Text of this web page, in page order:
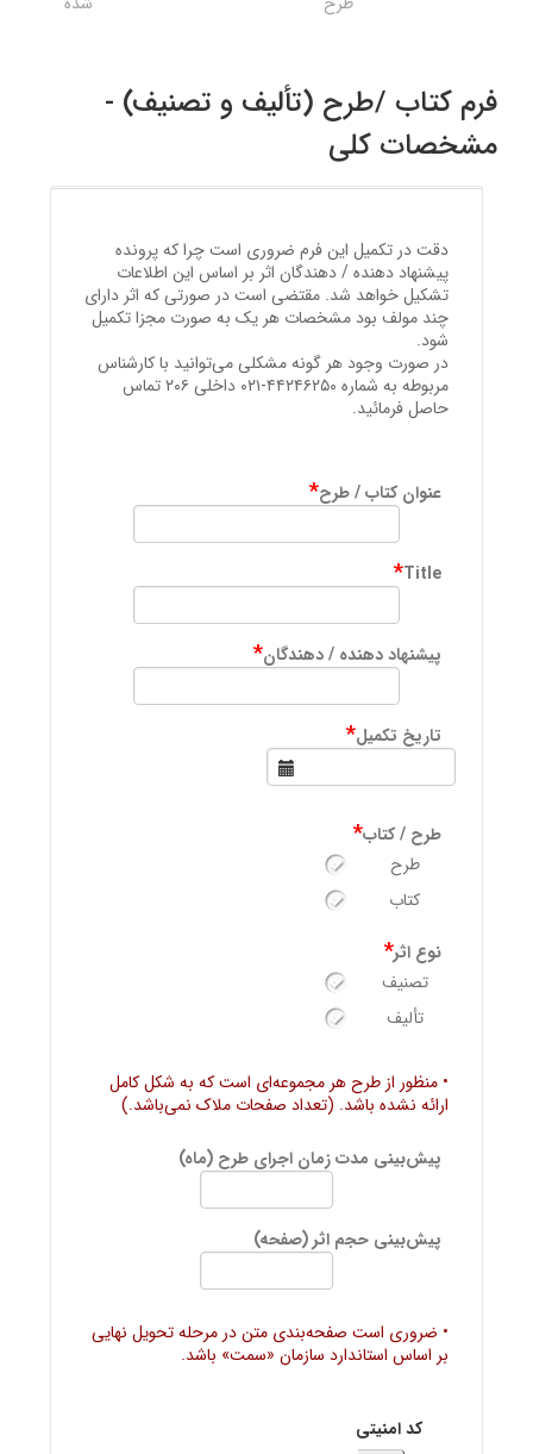
فرم کتاب /طرح (تألیف و تصنیف) -
مشخصات کلی
دقت در تکمیل این فرم ضروری است چرا که پرونده
پیشنهاد دهنده / دهندگان اثر بر اساس این اطلاعات
تشکیل خواهد شد. مقتضی است در صورتی که اثر دارای
چند مولف بود مشخصات هر یک به صورت مجزا تکمیل
شود.
در صورت وجود هر گونه مشکلی می‌توانید با کارشناس
مربوطه به شماره ۴۴۲۴۶۲۵۰-۰۲۱ داخلی ۲۰۶ تماس
حاصل فرمائید.
عنوان کتاب / طرح*
Title
*
پیشنهاد دهنده / دهندگان*
تاریخ تکمیل*
طرح / کتاب*
طرح
کتاب
نوع اثر*
تصنیف
تألیف
• منظور از طرح هر مجموعه‌ای است که به شکل کامل
ارائه نشده باشد. (تعداد صفحات ملاک نمی‌باشد.)
پیش‌بینی مدت زمان اجرای طرح (ماه)
پیش‌بینی حجم اثر (صفحه)
• ضروری است صفحه‌بندی متن در مرحله تحویل نهایی
بر اساس استاندارد سازمان «سمت» باشد.
کد امنیتی